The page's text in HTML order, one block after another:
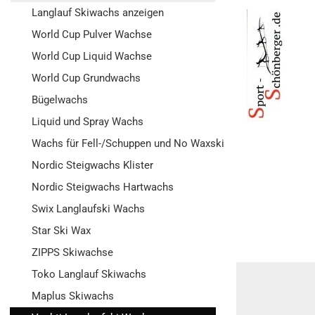
Langlauf Skiwachs anzeigen
World Cup Pulver Wachse
World Cup Liquid Wachse
World Cup Grundwachs
Bügelwachs
Liquid und Spray Wachs
Wachs für Fell-/Schuppen und No Waxski
Nordic Steigwachs Klister
Nordic Steigwachs Hartwachs
Swix Langlaufski Wachs
Star Ski Wax
ZIPPS Skiwachse
Toko Langlauf Skiwachs
Maplus Skiwachs